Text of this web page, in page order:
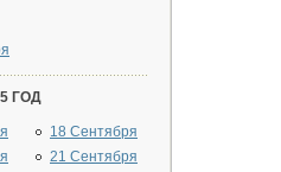
ГОД
18 Сентября
21 Сентября